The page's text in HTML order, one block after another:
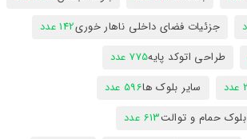
جزئیات فضای داخلی ناهار خوری142 عدد
طراحی اتوکد پایه775 عدد
سایر بلوک ها596 عدد
بلوک حمام و توالت613 عدد